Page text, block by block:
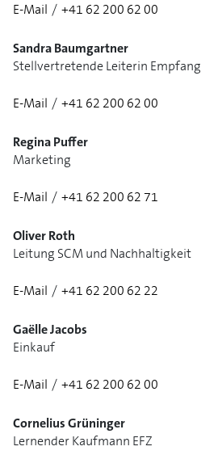
Sandra Baumgartner
Stellvertretende Leiterin Empfang
E-Mail / +41 62 200 62 00
Regina Puffer
Marketing
E-Mail / +41 62 200 62 71
Oliver Roth
Leitung SCM und Nachhaltigkeit
E-Mail / +41 62 200 62 22
Gaëlle Jacobs
Einkauf
E-Mail / +41 62 200 62 00
Cornelius Grüninger
Lernender Kaufmann EFZ
E-Mail / +41 62 200 62 00